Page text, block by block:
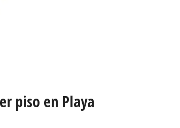
piso en Playa